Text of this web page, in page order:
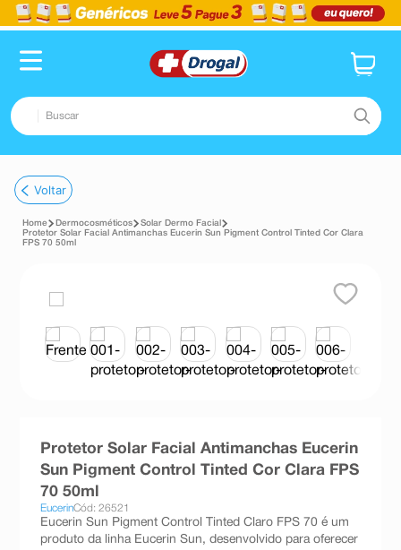
Buscar
1º fralda
2º pampers confort sec max
lenço umedecido
tadalafila
desodorante
esmalte
10ºabsorvente
Voltar
Dermocosméticos
Solar Dermo Facial
Protetor Solar Facial Antimanchas Eucerin Sun Pigment Control Tinted Cor Clara
FPS 70 50ml
Protetor Solar Facial Antimanchas Eucerin
Sun Pigment Control Tinted Cor Clara FPS
70 50ml
EucerinCód: 26521
Eucerin Sun Pigment Control Tinted Claro FPS 70 é um
produto da linha Eucerin Sun, desenvolvido para oferecer